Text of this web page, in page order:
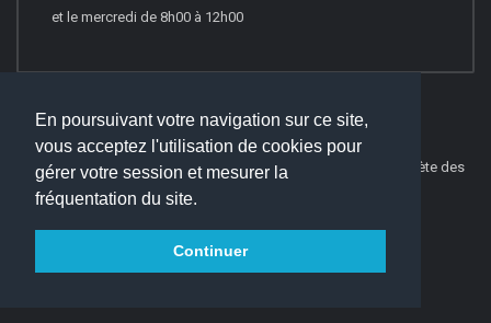
En poursuivant votre navigation sur ce site,
vous acceptez l'utilisation de cookies pour
gérer votre session et mesurer la
fréquentation du site.
Continuer
et le mercredi de 8h00 à 12h00
© 2016 Websco Innovations -Mentions Légales
Liste Complète des